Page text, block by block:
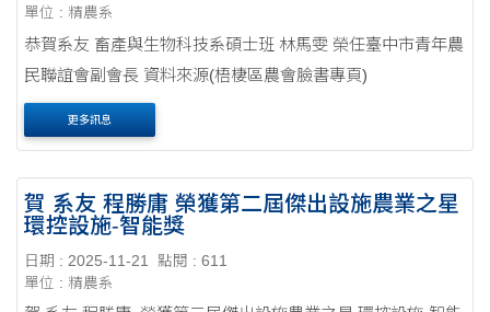
單位 : 精農系
恭賀系友 畜產與生物科技系碩士班 林馬雯 榮任臺中市青年農
民聯誼會副會長 資料來源(梧棲區農會臉書專頁)
更多訊息
賀 系友 程勝庸 榮獲第二屆傑出設施農業之星
環控設施-智能獎
日期 : 2025-11-21
點閱 : 611
單位 : 精農系